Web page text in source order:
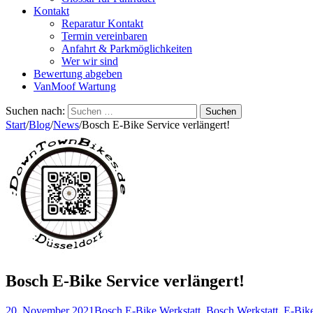
Kontakt
Reparatur Kontakt
Termin vereinbaren
Anfahrt & Parkmöglichkeiten
Wer wir sind
Bewertung abgeben
VanMoof Wartung
Suchen nach:
Start/Blog/News/Bosch E-Bike Service verlängert!
Bosch E-Bike Service verlängert!
20. November 2021Bosch E-Bike Werkstatt, Bosch Werkstatt, E-